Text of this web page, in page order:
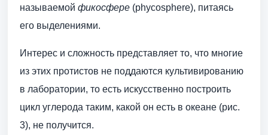
называемой фикосфере (phycosphere), питаясь
его выделениями.
Интерес и сложность представляет то, что многие
из этих протистов не поддаются культивированию
в лаборатории, то есть искусственно построить
цикл углерода таким, какой он есть в океане (рис.
3), не получится.